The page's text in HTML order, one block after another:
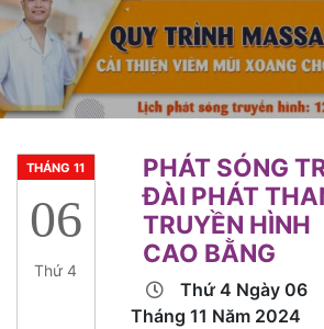
THÁNG 11
06
Thứ 4
PHÁT SÓNG
ĐÀI PHÁT
TRUYỀN HÌNH
CAO BẰNG
Thứ 4 Ngày 06
Tháng 11 Năm 2024